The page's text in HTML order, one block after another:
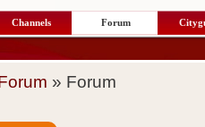
Channels Forum
» Forum